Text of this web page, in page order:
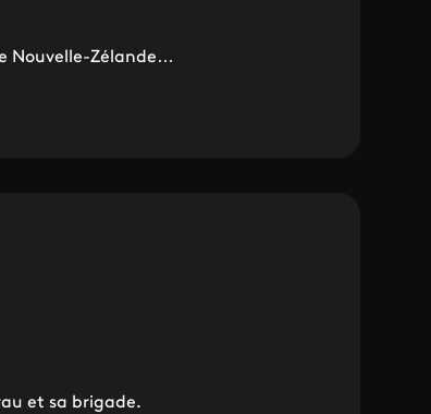
Nouvelle-Zélande…
et sa brigade.